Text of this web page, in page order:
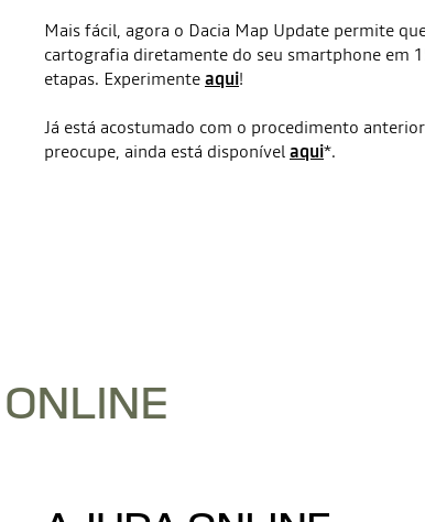
Mais fácil, agora o Dacia Map Update permite
cartografia diretamente do seu smartphone em
etapas. Experimenteaqui!
Já está acostumado com o procedimento
preocupe, ainda está disponívelaqui*.
ONLINE